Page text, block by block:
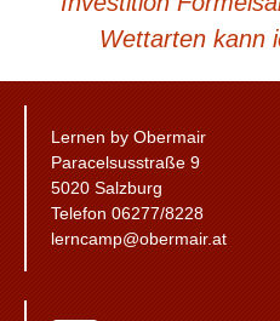
Wettarten kann
Lernen by Obermair
Paracelsusstraße 9
5020 Salzburg
Telefon 06277/8228
lerncamp@obermair.at